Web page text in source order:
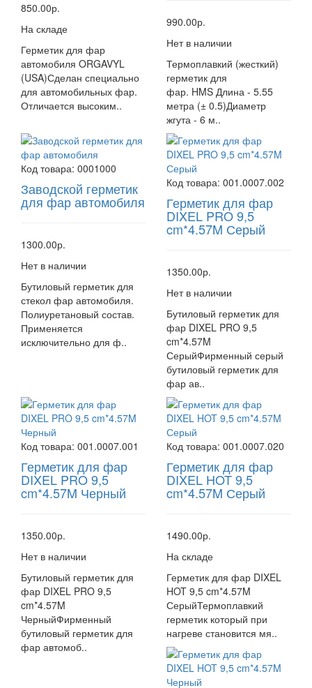
850.00р.
На складе
Герметик для фар
автомобиля ORGAVYL
(USA)Сделан специально
для автомобильных фар.
Отличается высоким..
990.00р.
Нет в наличии
Термоплавкий (жесткий)
герметик для
фар. HMS Длина - 5.55
метра (± 0.5)Диаметр
жгута - 6 м..
Код товара: 0001000
Заводской герметик
для фар автомобиля
1300.00р.
Нет в наличии
Бутиловый герметик для
стекол фар автомобиля.
Полиуретановый состав.
Применяется
исключительно для ф..
Код товара: 001.0007.002
Герметик для фар
DIXEL PRO 9,5
cm*4.57M Серый
1350.00р.
Нет в наличии
Бутиловый герметик для
фар DIXEL PRO 9,5
cm*4.57M
СерыйФирменный серый
бутиловый герметик для
фар ав..
Код товара: 001.0007.001
Герметик для фар
DIXEL PRO 9,5
cm*4.57M Черный
1350.00р.
Нет в наличии
Бутиловый герметик для
фар DIXEL PRO 9,5
cm*4.57M
ЧерныйФирменный
бутиловый герметик для
фар автомоб..
Код товара: 001.0007.020
Герметик для фар
DIXEL HOT 9,5
cm*4.57M Серый
1490.00р.
На складе
Герметик для фар DIXEL
HOT 9,5 cm*4.57M
СерыйТермоплавкий
герметик который при
нагреве становится мя..